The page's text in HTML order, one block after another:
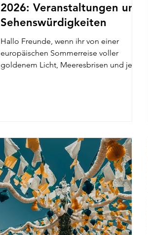
2026: Veranstaltungen und
Sehenswürdigkeiten
Hallo Freunde, wenn ihr von einer
europäischen Sommerreise voller
goldenem Licht, Meeresbrisen und jener
dann einfach anders an – warm, aber an
den meisten Tagen nicht unerträglich,
mit langen Abenden und einer Stadt,
die vor Leben pulsiert. Tejo-Fluss- und
Belém-Turm-Tour Wetter: Warm, so